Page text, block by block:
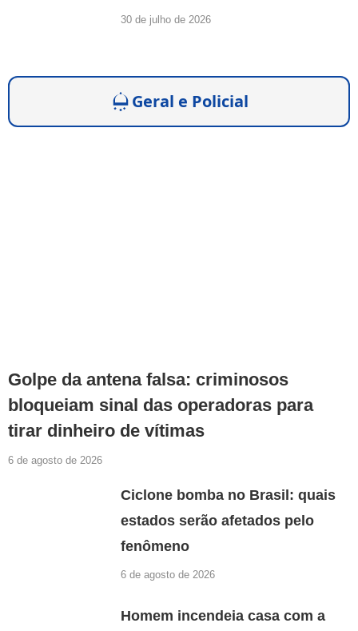
30 de julho de 2026
Geral e Policial
Golpe da antena falsa: criminosos
bloqueiam sinal das operadoras para
tirar dinheiro de vítimas
6 de agosto de 2026
Ciclone bomba no Brasil: quais
estados serão afetados pelo
fenômeno
6 de agosto de 2026
Homem incendeia casa com a